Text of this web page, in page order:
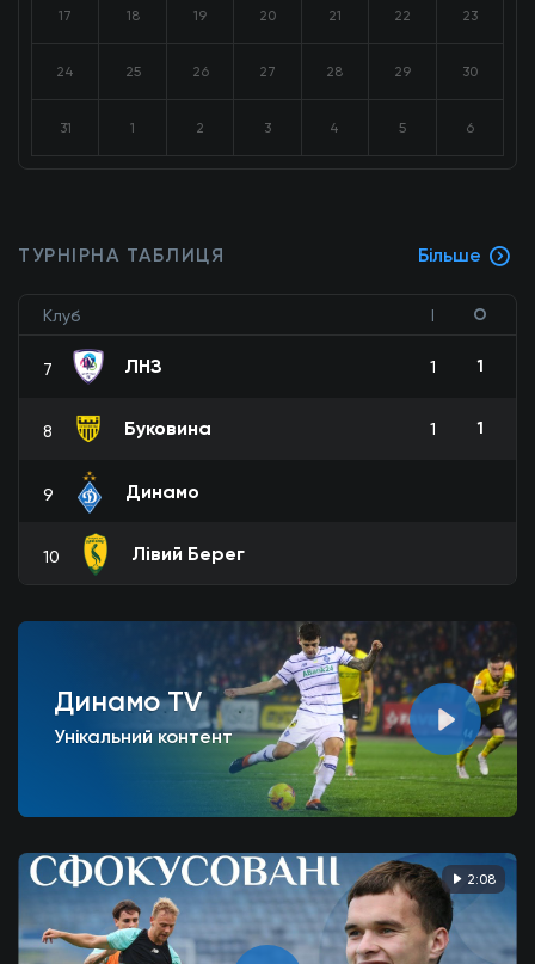
17 18 19 20 21 22 23
24 25 26 27 28 29 30
31 1 2 3 4 5 6
ТУРНІРНА ТАБЛИЦЯ Більше
Клуб І О
7 ЛНЗ 1 1
8 Буковина 1 1
9 Динамо
10 Лівий Берег
Динамо TV
Унікальний контент
2:08